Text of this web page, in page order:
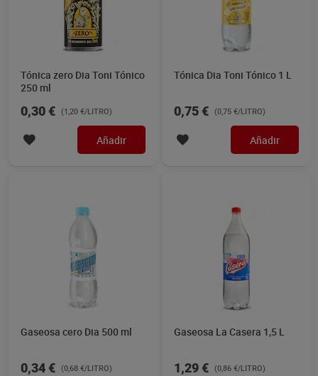
Tónica zero Dia Toni Tónico
250 ml
0,30 € (1,20 €/LITRO)
Añadir
Tónica Dia Toni Tónico 1 L
0,75 € (0,75 €/LITRO)
Añadir
Gaseosa cero Dia 500 ml
0,34 € (0,68 €/LITRO)
Gaseosa La Casera 1,5 L
1,29 € (0,86 €/LITRO)